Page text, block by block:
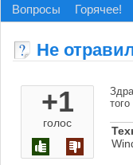
Вопросы Горячее!
Не
+1
голос